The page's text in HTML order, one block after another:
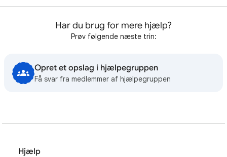
Har du brug for mere hjælp?
Prøv følgende næste trin:
Opret et opslag i hjælpegruppen
Få svar fra medlemmer af hjælpegruppen
Hjælp